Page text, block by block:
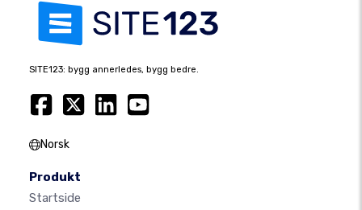
SITE123: bygg annerledes, bygg bedre.
Norsk
Produkt
Startside